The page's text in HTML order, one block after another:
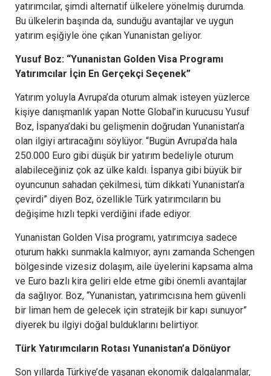
yatırımcılar, şimdi alternatif ülkelere yönelmiş durumda.
Bu ülkelerin başında da, sunduğu avantajlar ve uygun
yatırım eşiğiyle öne çıkan Yunanistan geliyor.
Yusuf Boz: “Yunanistan Golden Visa Programı
Yatırımcılar İçin En Gerçekçi Seçenek”
Yatırım yoluyla Avrupa’da oturum almak isteyen yüzlerce
kişiye danışmanlık yapan Notte Global’in kurucusu Yusuf
Boz, İspanya’daki bu gelişmenin doğrudan Yunanistan’a
olan ilgiyi artıracağını söylüyor. “Bugün Avrupa’da hala
250.000 Euro gibi düşük bir yatırım bedeliyle oturum
alabileceğiniz çok az ülke kaldı. İspanya gibi büyük bir
oyuncunun sahadan çekilmesi, tüm dikkati Yunanistan’a
çevirdi” diyen Boz, özellikle Türk yatırımcıların bu
değişime hızlı tepki verdiğini ifade ediyor.
Yunanistan Golden Visa programı, yatırımcıya sadece
oturum hakkı sunmakla kalmıyor; aynı zamanda Schengen
bölgesinde vizesiz dolaşım, aile üyelerini kapsama alma
ve Euro bazlı kira geliri elde etme gibi önemli avantajlar
da sağlıyor. Boz, “Yunanistan, yatırımcısına hem güvenli
bir liman hem de gelecek için stratejik bir kapı sunuyor”
diyerek bu ilgiyi doğal bulduklarını belirtiyor.
Türk Yatırımcıların Rotası Yunanistan’a Dönüyor
Son yıllarda Türkiye’de yaşanan ekonomik dalgalanmalar,